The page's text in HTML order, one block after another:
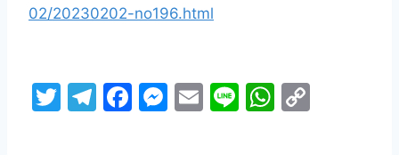
02/20230202-no196.html
T
T
F
M E
Li W